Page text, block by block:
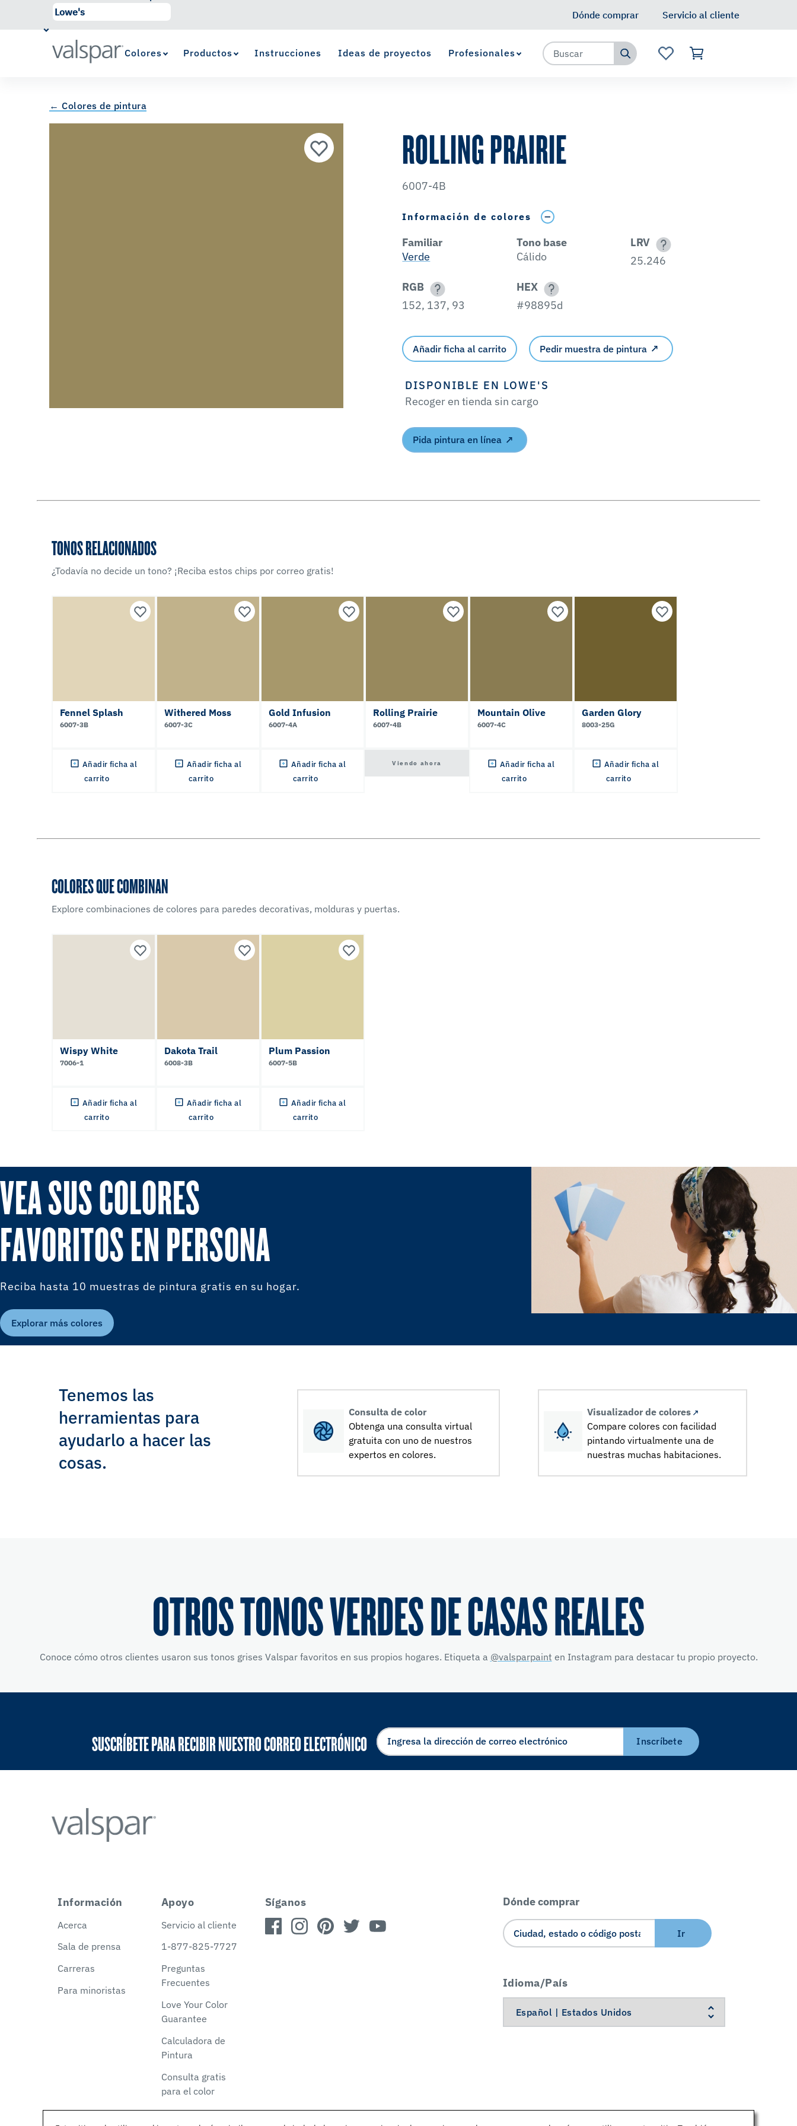
Dónde comprar
Servicio al cliente
Colores Productos Instrucciones Ideas de proyectos Profesionales
← Colores de pintura
ROLLING PRAIRIE
6007-4B
Información de colores
Familiar
Verde
Tono base
Cálido
LRV
25.246
RGB
152, 137, 93
HEX
#98895d
Añadir ficha al carrito Pedir muestra de pintura
DISPONIBLE EN LOWE'S
Recoger en tienda sin cargo
Pida pintura en línea
TONOS RELACIONADOS
¿Todavía no decide un tono? ¡Reciba estos chips por correo gratis!
Fennel Splash
6007-3B
Añadir ficha al
carrito
Withered Moss
6007-3C
Añadir ficha al
carrito
Gold Infusion
6007-4A
Añadir ficha al
carrito
Rolling Prairie
6007-4B
Viendo ahora
Mountain Olive
6007-4C
Añadir ficha al
carrito
Garden Glory
8003-25G
Añadir ficha al
carrito
COLORES QUE COMBINAN
Explore combinaciones de colores para paredes decorativas, molduras y puertas.
Wispy White
7006-1
Añadir ficha al
carrito
Dakota Trail
6008-3B
Añadir ficha al
carrito
Plum Passion
6007-5B
Añadir ficha al
carrito
VEA SUS COLORES
FAVORITOS EN PERSONA
Reciba hasta 10 muestras de pintura gratis en su hogar.
Explorar más colores
Tenemos las
herramientas para
ayudarlo a hacer las
cosas.
Consulta de color
Obtenga una consulta virtual
gratuita con uno de nuestros
expertos en colores.
Visualizador de colores
Compare colores con facilidad
pintando virtualmente una de
nuestras muchas habitaciones.
OTROS TONOS VERDES DE CASAS REALES
Conoce cómo otros clientes usaron sus tonos grises Valspar favoritos en sus propios hogares. Etiqueta a @valsparpaint en Instagram para destacar tu propio proyecto.
SUSCRÍBETE PARA RECIBIR NUESTRO CORREO ELECTRÓNICO Inscríbete
Información
Acerca
Sala de prensa
Carreras
Para minoristas
Apoyo
Servicio al cliente
1-877-825-7727
Preguntas
Frecuentes
Love Your Color
Guarantee
Calculadora de
Pintura
Consulta gratis
para el color
Síganos Dónde comprar
Ir
Idioma/País